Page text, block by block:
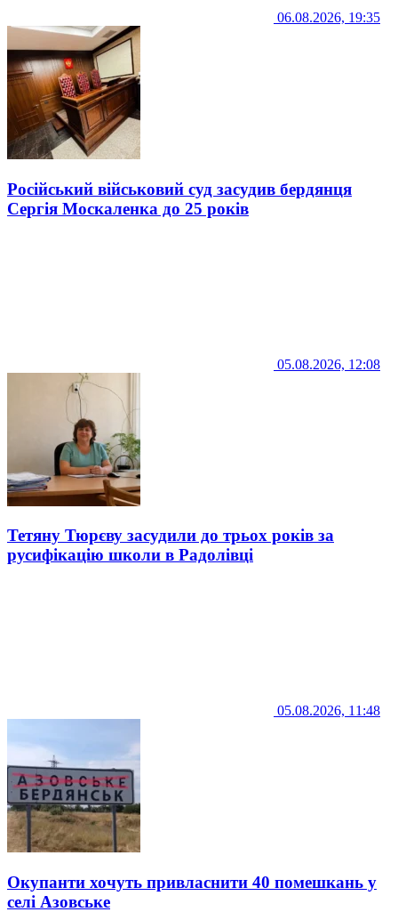
06.08.2026, 19:35
Російський військовий суд засудив бердянця
Сергія Москаленка до 25 років
05.08.2026, 12:08
Тетяну Тюрєву засудили до трьох років за
русифікацію школи в Радолівці
05.08.2026, 11:48
Окупанти хочуть привласнити 40 помешкань у
селі Азовське